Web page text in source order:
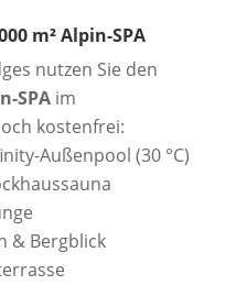
m² Alpin-SPA
nutzen Sie den
SPAim
kostenfrei:
Außenpool (30 °C)
& Bergblick